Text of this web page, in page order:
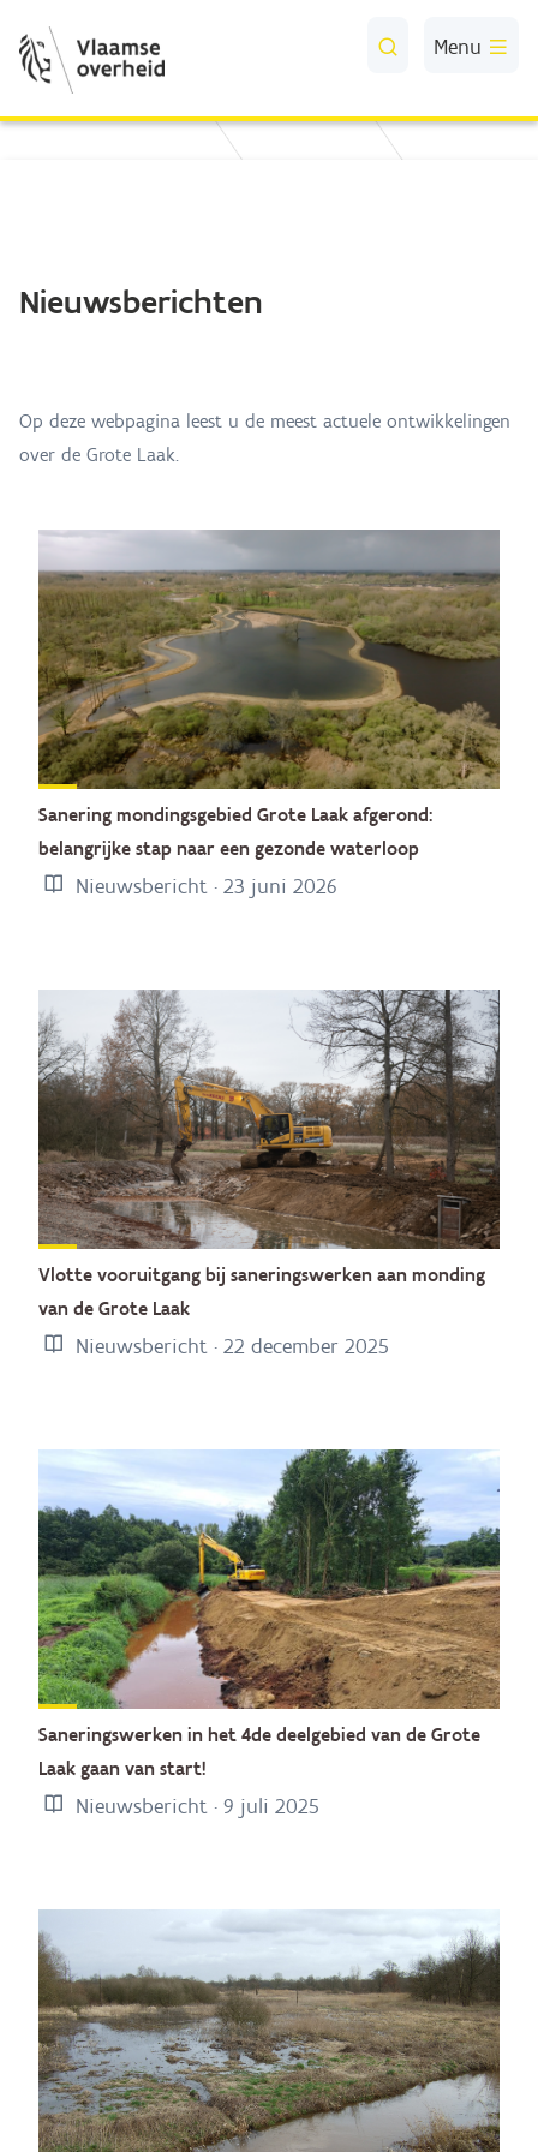
Skip to Main Content
Menu
Nieuwsberichten
Op deze webpagina leest u de meest actuele ontwikkelingen
over de Grote Laak.
Sanering mondingsgebied Grote Laak afgerond:
belangrijke stap naar een gezonde waterloop
Nieuwsbericht · 23 juni 2026
Vlotte vooruitgang bij saneringswerken aan monding
van de Grote Laak
Nieuwsbericht · 22 december 2025
Saneringswerken in het 4de deelgebied van de Grote
Laak gaan van start!
Nieuwsbericht · 9 juli 2025